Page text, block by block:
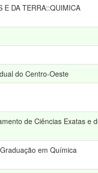
E DA TERRA::QUIMICA
do Centro-Oeste
de Ciências Exatas e
em Química